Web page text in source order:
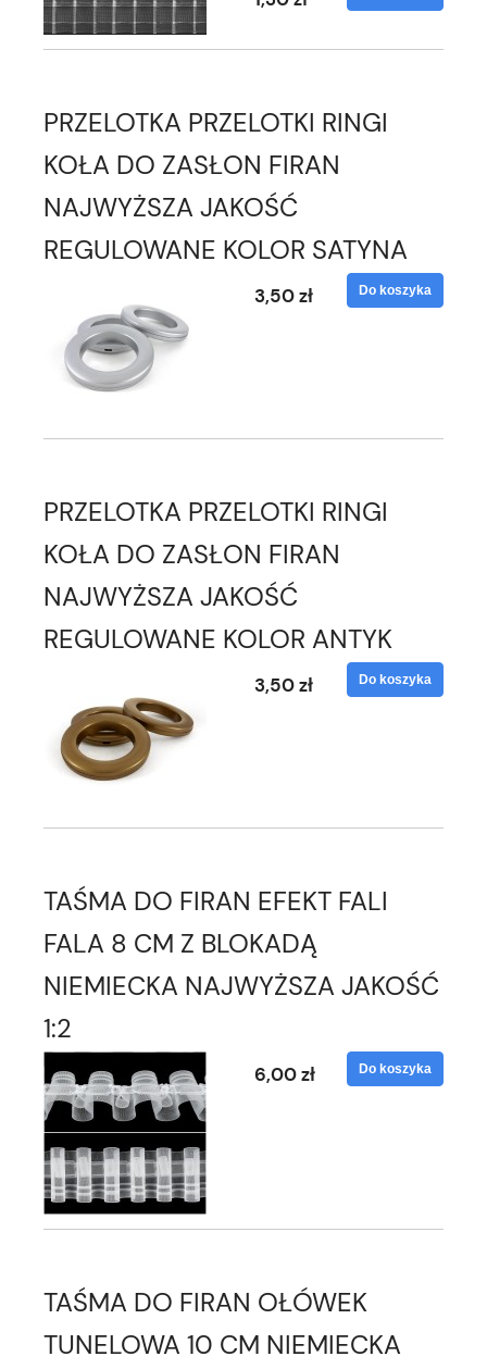
PRZELOTKA PRZELOTKI RINGI
KOŁA DO ZASŁON FIRAN
NAJWYŻSZA JAKOŚĆ
REGULOWANE KOLOR SATYNA
3,50 zł Do koszyka
PRZELOTKA PRZELOTKI RINGI
KOŁA DO ZASŁON FIRAN
NAJWYŻSZA JAKOŚĆ
REGULOWANE KOLOR ANTYK
3,50 zł Do koszyka
TAŚMA DO FIRAN EFEKT FALI
FALA 8 CM Z BLOKADĄ
NIEMIECKA NAJWYŻSZA JAKOŚĆ
1:2
6,00 zł Do koszyka
TAŚMA DO FIRAN OŁÓWEK
TUNELOWA 10 CM NIEMIECKA